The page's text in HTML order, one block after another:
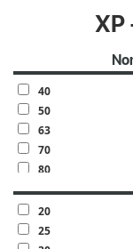
XP
40
50
63
70
80
100
20
25